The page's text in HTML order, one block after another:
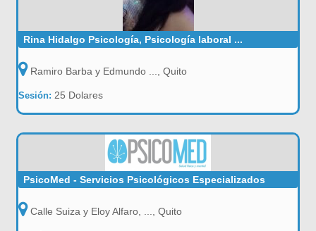
Rina Hidalgo Psicología, Psicología laboral ...
Ramiro Barba y Edmundo ..., Quito
Sesión:25 Dolares
PsicoMed - Servicios Psicológicos Especializados
Calle Suiza y Eloy Alfaro, ..., Quito